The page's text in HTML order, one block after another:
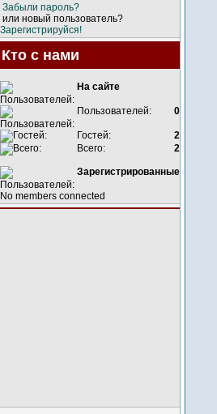
Забыли пароль?
или новый пользователь?
Зарегистрируйся!
Кто с нами
На сайте
Пользователей: 0
Гостей:
2
Всего:
2
Зарегистрированные
No members connected